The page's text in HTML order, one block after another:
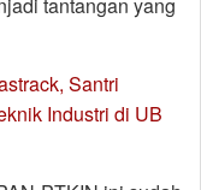
Santri
Industri di UB